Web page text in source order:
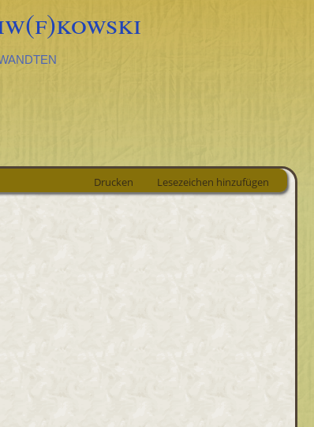
Drucken Lesezeichen hinzufügen